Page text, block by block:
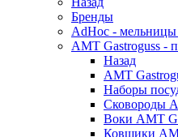
Бренды
AdHoc - мельницы
AMT Gastroguss -
Назад
AMT
Наборы
Сковороды
Воки AMT
Ковшики